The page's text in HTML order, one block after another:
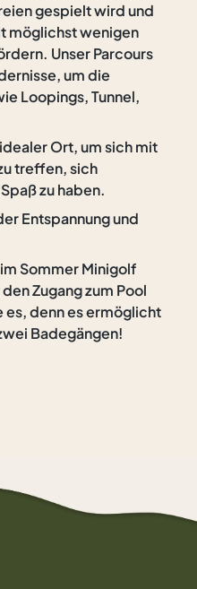
gespielt wird und
möglichst wenigen
Unser Parcours
um die
Loopings, Tunnel,
Ort, um sich mit
treffen, sich
zu haben.
Entspannung und
Sommer Minigolf
Zugang zum Pool
es, denn es ermöglicht
Badegängen!